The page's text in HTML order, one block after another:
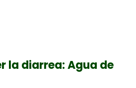
la diarrea: Agua de